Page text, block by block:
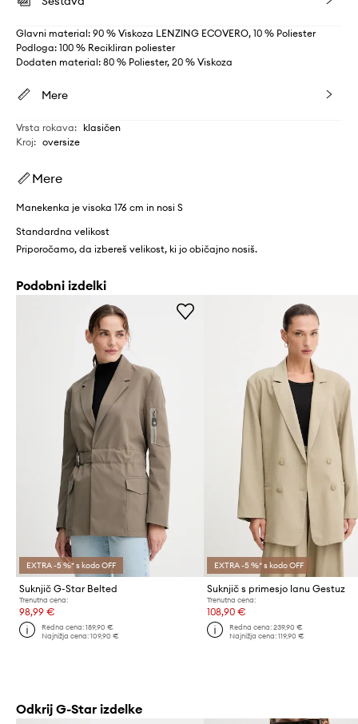
Glavni material: 90 % Viskoza LENZING ECOVERO, 10 % Poliester
Podloga: 100 % Recikliran poliester
Dodaten material: 80 % Poliester, 20 % Viskoza
Mere
Vrsta rokava: klasičen
Kroj: oversize
Mere
Manekenka je visoka 176 cm in nosi S
Standardna velikost
Priporočamo, da izbereš velikost, ki jo običajno nosiš.
Podobni izdelki
EXTRA -5 %* s kodo OFF
Suknjič G-Star Belted
Trenutna cena:
98,99 €
Redna cena:189,90 €
Najnižja cena:109,90 €
EXTRA -5 %* s kodo OFF
Suknjič s primesjo lanu Gestuz
Trenutna cena:
108,90 €
Redna cena: 239,90 €
Najnižja cena: 119,90 €
Odkrij G-Star izdelke